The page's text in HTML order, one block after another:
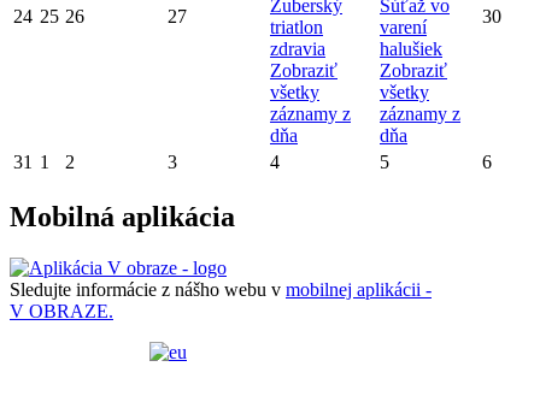
24 25 26 27
Zuberský
triatlon
zdravia
Zobraziť
všetky
záznamy z
dňa
Súťaž vo
varení
halušiek
Zobraziť
všetky
záznamy z
dňa
30
31 1 2 3 4 5 6
Mobilná aplikácia
Sledujte informácie z nášho webu v mobilnej aplikácii -
V OBRAZE.